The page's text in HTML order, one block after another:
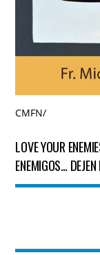
CMFN/
LOVE YOUR
ENEMIGOS…